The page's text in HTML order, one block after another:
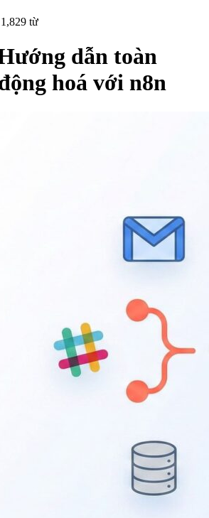
1,829 từ
dẫn toàn
hoá với n8n